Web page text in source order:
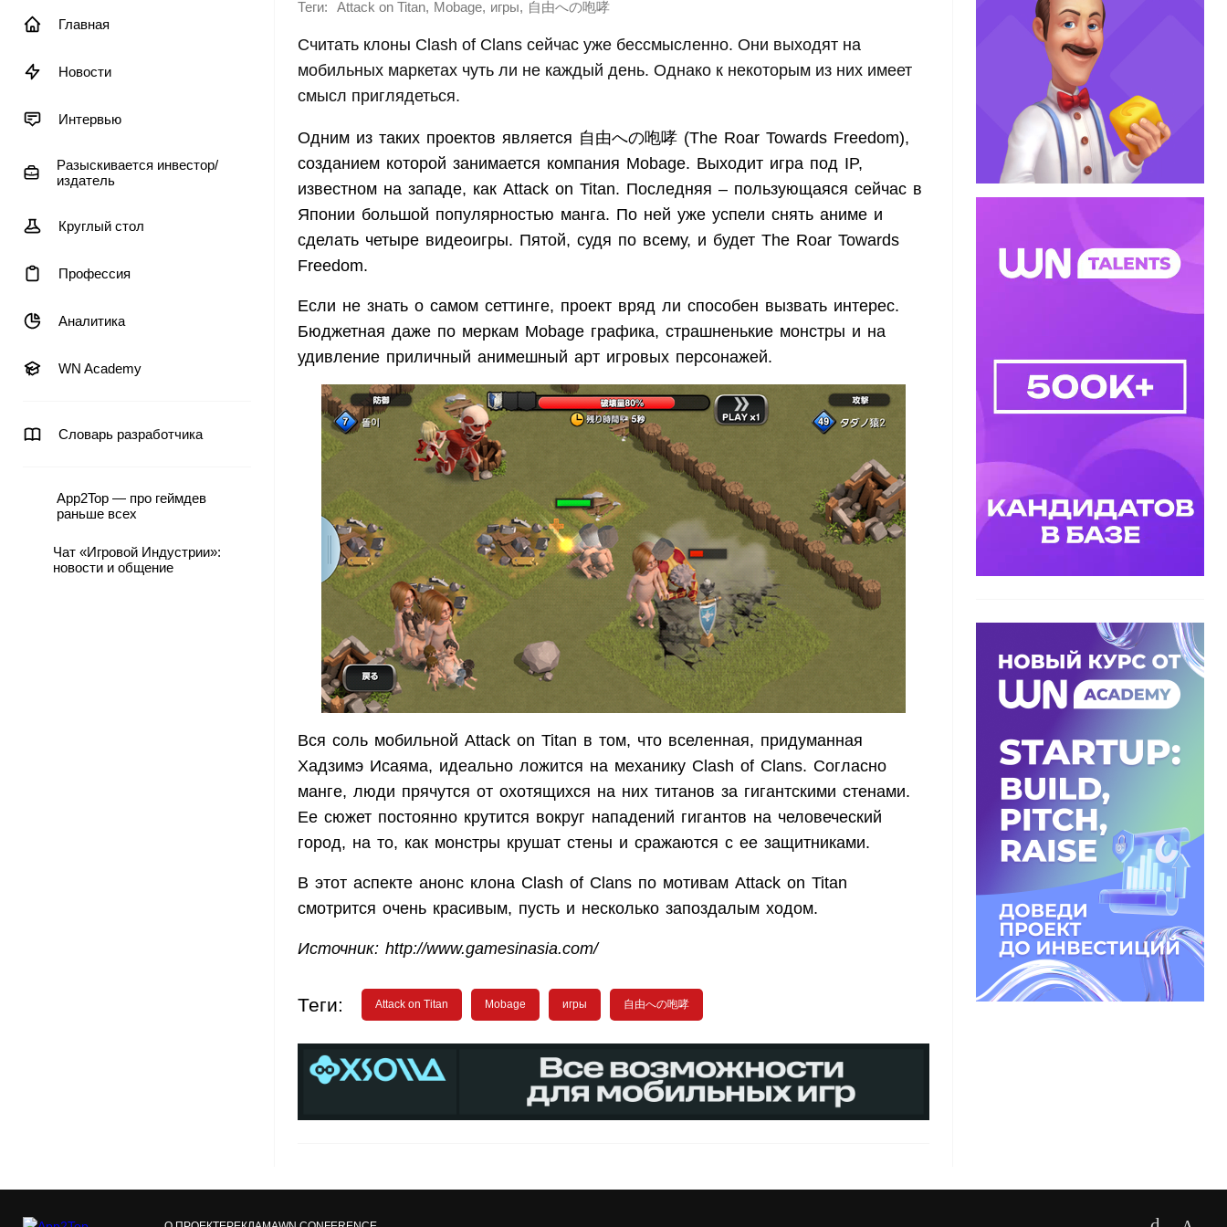
Главная
Новости
Интервью
Разыскивается инвестор/
издатель
Круглый стол
Профессия
Аналитика
WN Academy
Словарь разработчика
App2Top — про геймдев
раньше всех
Чат «Игровой Индустрии»:
новости и общение
Теги: Attack on Titan, Mobage, игры, 自由への咆哮
Считать клоны Clash of Clans сейчас уже бессмысленно. Они выходят на
мобильных маркетах чуть ли не каждый день. Однако к некоторым из них имеет
смысл приглядеться.
Одним из таких проектов является 自由への咆哮 (The Roar Towards Freedom),
созданием которой занимается компания Mobage. Выходит игра под IP,
известном на западе, как Attack on Titan. Последняя – пользующаяся сейчас в
Японии большой популярностью манга. По ней уже успели снять аниме и
сделать четыре видеоигры. Пятой, судя по всему, и будет The Roar Towards
Freedom.
Если не знать о самом сеттинге, проект вряд ли способен вызвать интерес.
Бюджетная даже по меркам Mobage графика, страшненькие монстры и на
удивление приличный анимешный арт игровых персонажей.
Вся соль мобильной Attack on Titan в том, что вселенная, придуманная
Хадзимэ Исаяма, идеально ложится на механику Clash of Clans. Согласно
манге, люди прячутся от охотящихся на них титанов за гигантскими стенами.
Ее сюжет постоянно крутится вокруг нападений гигантов на человеческий
город, на то, как монстры крушат стены и сражаются с ее защитниками.
В этот аспекте анонс клона Clash of Clans по мотивам Attack on Titan
смотрится очень красивым, пусть и несколько запоздалым ходом.
Источник: http://www.gamesinasia.com/
Теги: Attack on Titan Mobage игры 自由への咆哮